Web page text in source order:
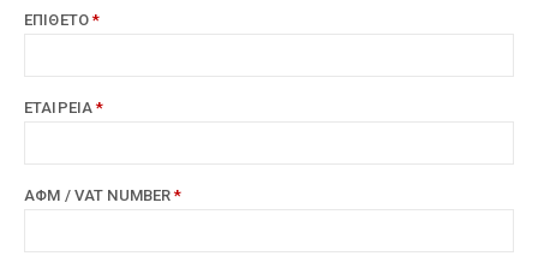
ΕΠΙΘΕΤΟ*
ΕΤΑΙΡΕΙΑ*
ΑΦΜ / VAT NUMBER*